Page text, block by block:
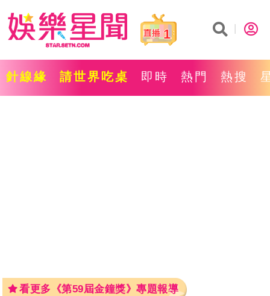
1
針線緣 請世界吃桌 即時 熱門 熱搜
看更多《第59屆金鐘獎》專題報導